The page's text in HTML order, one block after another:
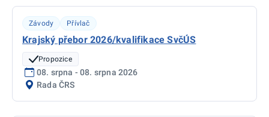
Závody Přívlač
Krajský přebor 2026/kvalifikace SvčÚS
Propozice
08. srpna - 08. srpna 2026
Rada ČRS